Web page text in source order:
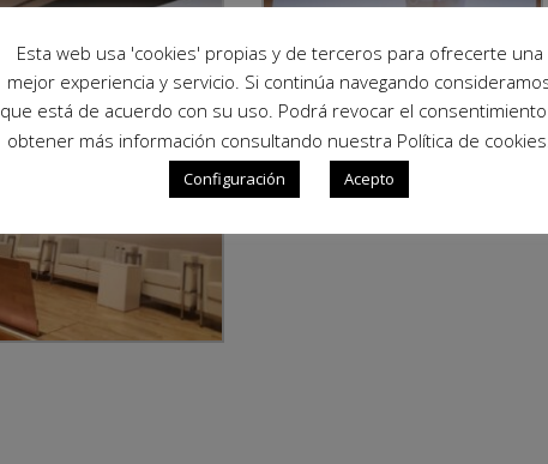
Esta web usa 'cookies' propias y de terceros para ofrecerte una
mejor experiencia y servicio. Si continúa navegando
que está de acuerdo con su uso. Podrá revocar el
obtener más información consultando nuestra Política de cookies.
Configuración Acepto